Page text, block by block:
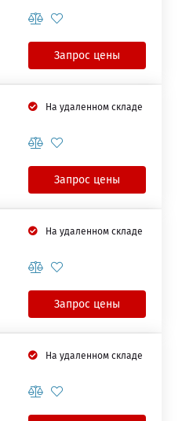
Запрос цены
На удаленном складе
Запрос цены
На удаленном складе
Запрос цены
На удаленном складе